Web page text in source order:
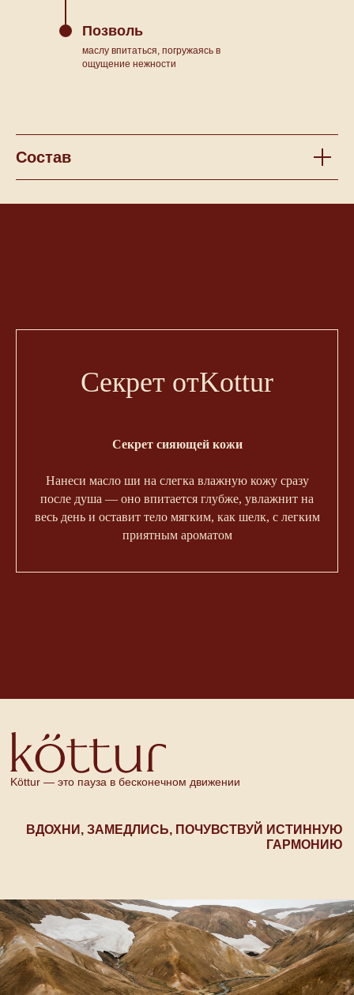
маслу впитаться, погружаясь в
ощущение нежности
Позволь
Состав
Секрет отKottur
Секрет сияющей кожи
Нанеси масло ши на слегка влажную кожу сразу
после душа — оно впитается глубже, увлажнит на
весь день и оставит тело мягким, как шелк, с легким
приятным ароматом
ВДОХНИ, ЗАМЕДЛИСЬ, ПОЧУВСТВУЙ ИСТИННУЮ
ГАРМОНИЮ
Köttur — это пауза в бесконечном движении